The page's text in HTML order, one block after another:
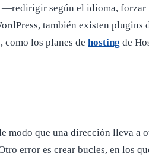
—redirigir según el idioma, forzar
también existen
como los planes de hosting de
que una dirección lleva a
error es crear bucles, en los